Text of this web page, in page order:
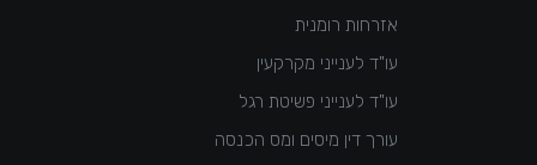
אזרחות רומנית
עו"ד לענייני מקרקעין
עו"ד לענייני פשיטת רגל
עורך דין מיסים ומס הכנסה